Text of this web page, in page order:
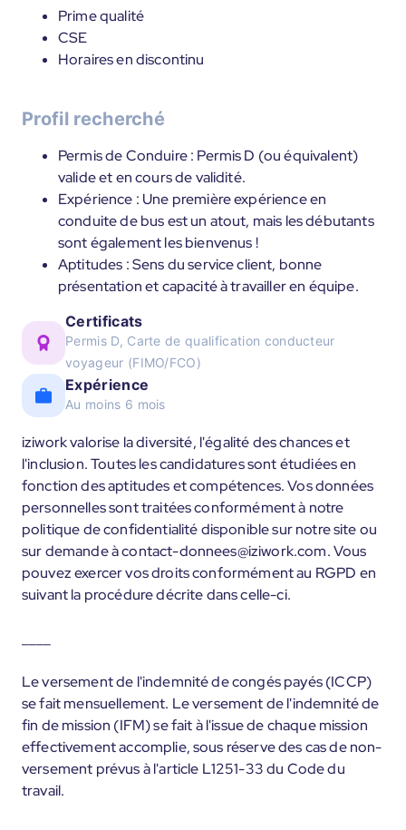
Prime qualité
CSE
Horaires en discontinu
Profil recherché
Permis de Conduire : Permis D (ou équivalent)
valide et en cours de validité.
Expérience : Une première expérience en
conduite de bus est un atout, mais les débutants
sont également les bienvenus !
Aptitudes : Sens du service client, bonne
présentation et capacité à travailler en équipe.
Certificats
Permis D, Carte de qualification conducteur
voyageur (FIMO/FCO)
Expérience
Au moins 6 mois
iziwork valorise la diversité, l'égalité des chances et
l'inclusion. Toutes les candidatures sont étudiées en
fonction des aptitudes et compétences. Vos données
personnelles sont traitées conformément à notre
politique de confidentialité disponible sur notre site ou
sur demande à contact-donnees@iziwork.com. Vous
pouvez exercer vos droits conformément au RGPD en
suivant la procédure décrite dans celle-ci.
Le versement de l'indemnité de congés payés (ICCP)
se fait mensuellement. Le versement de l'indemnité de
fin de mission (IFM) se fait à l'issue de chaque mission
effectivement accomplie, sous réserve des cas de non-
versement prévus à l'article L1251-33 du Code du
travail.